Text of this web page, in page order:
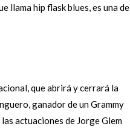
llama hip flask blues, es una de
que abrirá y cerrará la
ganador de un Grammy
actuaciones de Jorge Glem